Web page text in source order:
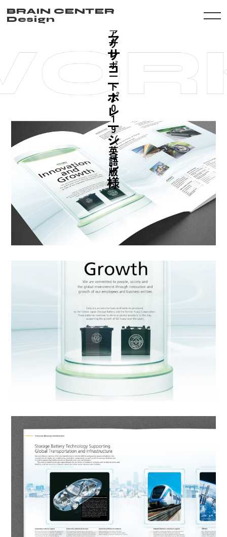
BRAIN CENTER
Design
・
ユ
ア
サ
コ
ー
ポ
レ
ー
シ
ョ
ン
様
S
ア
サ
レ
ポ
ー
ト
2
0
1
9
（
英
語
版
）